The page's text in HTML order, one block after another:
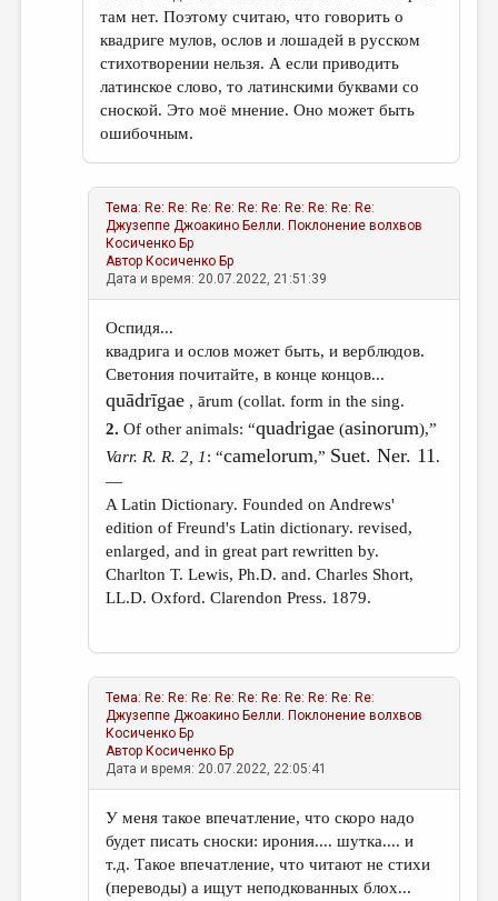
там нет. Поэтому считаю, что говорить о
квадриге мулов, ослов и лошадей в русском
стихотворении нельзя. А если приводить
латинское слово, то латинскими буквами со
сноской. Это моё мнение. Оно может быть
ошибочным.
Тема: Re: Re: Re: Re: Re: Re: Re: Re: Re: Re:
Джузеппе Джоакино Белли. Поклонение волхвов
Косиченко Бр
Автор Косиченко Бр
Дата и время: 20.07.2022, 21:51:39
Оспидя...
квадрига и ослов может быть, и верблюдов.
Светония почитайте, в конце концов...
quādrīgae , ārum (collat. form in the sing.
2. Of other animals: “quadrigae (asinorum),”
Varr. R. R. 2, 1: “camelorum,” Suet. Ner. 11.
—
A Latin Dictionary. Founded on Andrews'
edition of Freund's Latin dictionary. revised,
enlarged, and in great part rewritten by.
Charlton T. Lewis, Ph.D. and. Charles Short,
LL.D. Oxford. Clarendon Press. 1879.
Тема: Re: Re: Re: Re: Re: Re: Re: Re: Re: Re:
Джузеппе Джоакино Белли. Поклонение волхвов
Косиченко Бр
Автор Косиченко Бр
Дата и время: 20.07.2022, 22:05:41
У меня такое впечатление, что скоро надо
будет писать сноски: ирония.... шутка.... и
т.д. Такое впечатление, что читают не стихи
(переводы) а ищут неподкованных блох...